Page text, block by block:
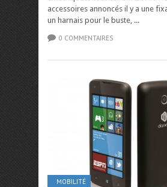
accessoires annoncés il y a une
un harnais pour le buste, ...
0 COMMENTAIRES
MOBILITÉ